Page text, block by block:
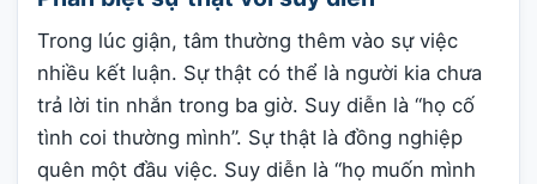
Trong lúc giận, tâm thường thêm vào sự việc
nhiều kết luận. Sự thật có thể là người kia chưa
trả lời tin nhắn trong ba giờ. Suy diễn là “họ cố
tình coi thường mình”. Sự thật là đồng nghiệp
quên một đầu việc. Suy diễn là “họ muốn mình